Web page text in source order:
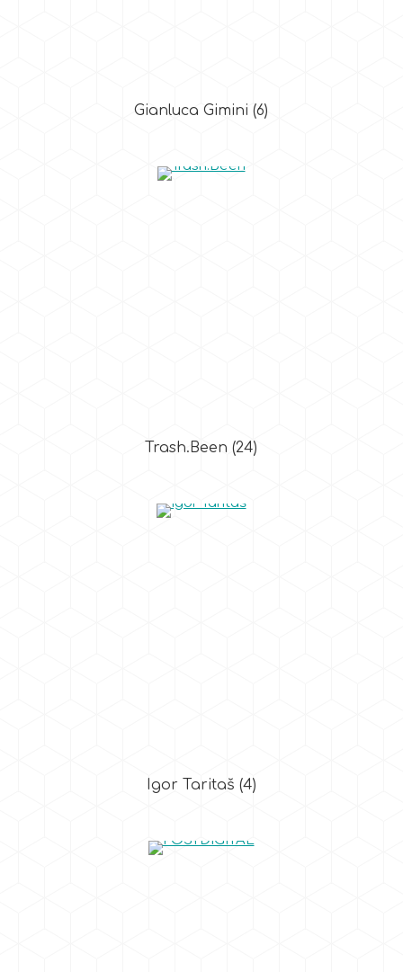
Gianluca Gimini (6)
Trash.Been (24)
Igor Taritaš (4)